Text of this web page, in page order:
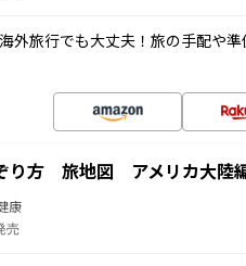
外旅行でも大丈夫！旅の手配や
り方 旅地図 アメリカ大陸
康
売